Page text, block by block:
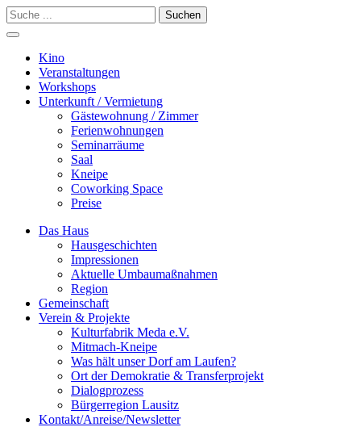
Suchen
Kino
Veranstalt­ungen
Workshops
Unterkunft / Vermietung
Gäste­wohnung / Zimmer
Ferien­wohnungen
Seminarräume
Saal
Kneipe
Coworking Space
Preise
Das Haus
Hausgeschichten
Impressionen
Aktuelle Umbaumaßnahmen
Region
Gemeinschaft
Verein & Projekte
Kulturfabrik Meda e.V.
Mitmach-Kneipe
Was hält unser Dorf am Laufen?
Ort der Demokratie & Transferprojekt
Dialogprozess
Bürgerregion Lausitz
Kontakt/Anreise/Newsletter